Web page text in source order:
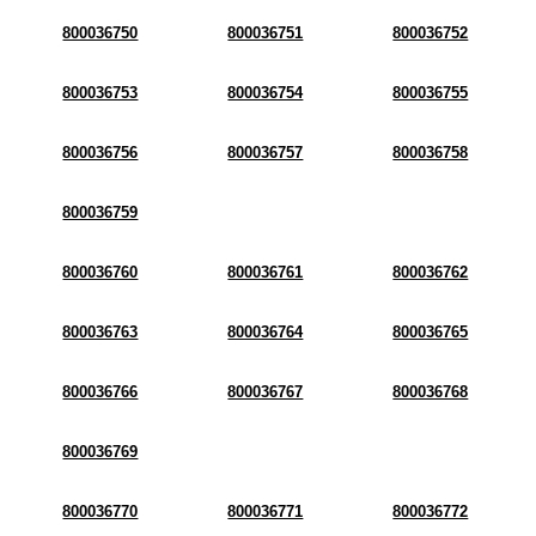
800036750 800036751 800036752
800036753 800036754 800036755
800036756 800036757 800036758
800036759
800036760 800036761 800036762
800036763 800036764 800036765
800036766 800036767 800036768
800036769
800036770 800036771 800036772